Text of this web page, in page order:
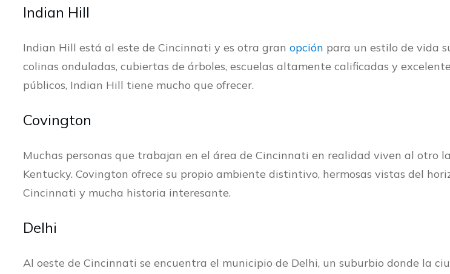
​Indian Hill
Indian Hill está al este de Cincinnati y es otra gran opción para un estilo de vida
colinas onduladas, cubiertas de árboles, escuelas altamente calificadas y
públicos, Indian Hill tiene mucho que ofrecer.
Covington
Muchas personas que trabajan en el área de Cincinnati en realidad viven al otro
Kentucky. Covington ofrece su propio ambiente distintivo, hermosas vistas del
Cincinnati y mucha historia interesante.
Delhi
Al oeste de Cincinnati se encuentra el municipio de Delhi, un suburbio donde la